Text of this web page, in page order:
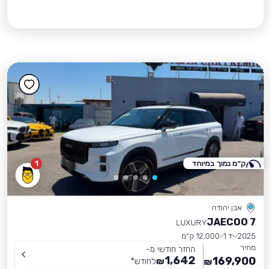
1
אבן יהודה
JAECOO 7
LUXURY
2025 יד 1
12,000 ק״מ
מחיר
169,900
₪
החזר חודשי מ-
1,642
₪לחודש*
ק״מ נמוך במיוחד